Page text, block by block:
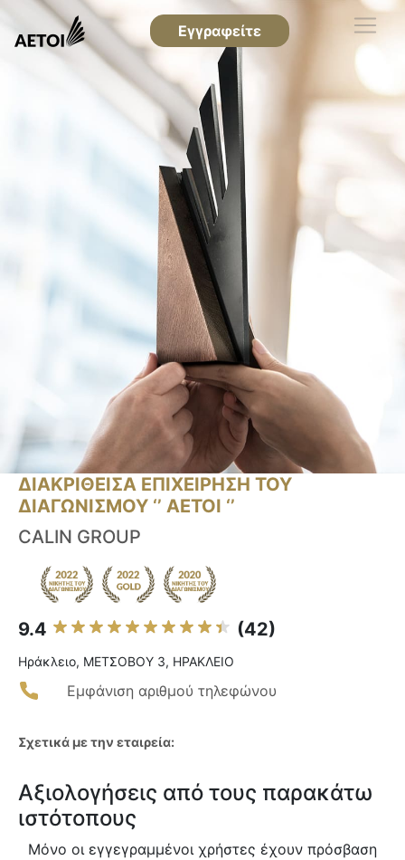
Εγγραφείτε
ΔΙΑΚΡΙΘΕΙΣΑ ΕΠΙΧΕΙΡΗΣΗ ΤΟΥ
ΔΙΑΓΩΝΙΣΜΟΥ ‘’ ΑΕΤΟΙ ‘’
CALIN GROUP
9.4 (42)
Ηράκλειο, ΜΕΤΣΟΒΟΥ 3, ΗΡΑΚΛΕΙΟ
Εμφάνιση αριθμού τηλεφώνου
Σχετικά με την εταιρεία:
Αξιολογήσεις από τους παρακάτω
ιστότοπους
Μόνο οι εγγεγραμμένοι χρήστες έχουν πρόσβαση